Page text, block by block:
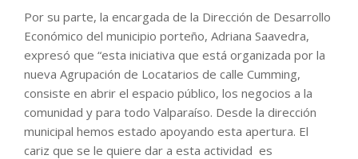
Por su parte, la encargada de la Dirección de Desarrollo
Económico del municipio porteño, Adriana Saavedra,
expresó que “esta iniciativa que está organizada por la
nueva Agrupación de Locatarios de calle Cumming,
consiste en abrir el espacio público, los negocios a la
comunidad y para todo Valparaíso. Desde la dirección
municipal hemos estado apoyando esta apertura. El
cariz que se le quiere dar a esta actividad es